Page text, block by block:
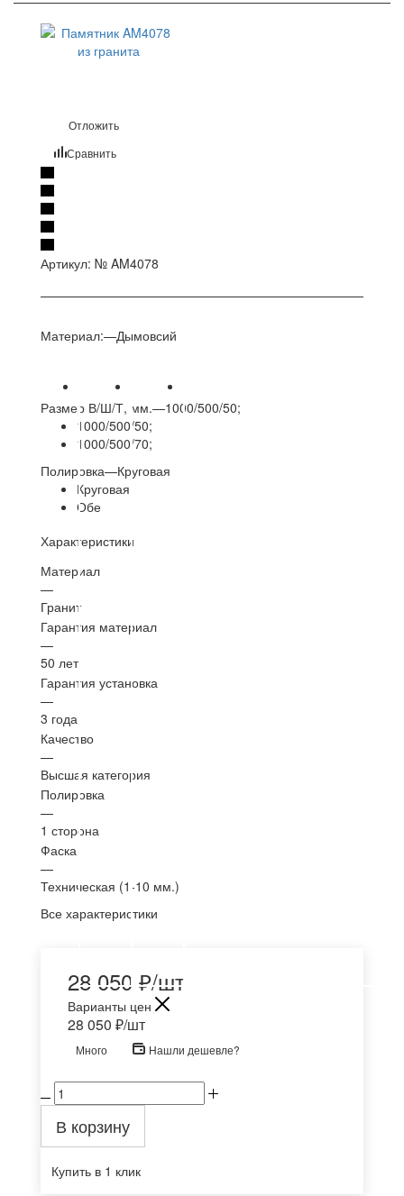
Отложить
Сравнить
Артикул: № AM4078
Материал:—Дымовсий
Размер В/Ш/Т, мм.—1000/500/50;
1000/500/50;
1000/500/70;
Полировка—Круговая
Круговая
Обе
Характеристики
Материал
—
Гранит
Гарантия материал
—
50 лет
Гарантия установка
—
3 года
Качество
—
Высшая категория
Полировка
—
1 сторона
Фаска
—
Техническая (1-10 мм.)
Все характеристики
28 050 ₽/шт
Варианты цен
28 050 ₽/шт
Много Нашли дешевле?
В корзину
Купить в 1 клик